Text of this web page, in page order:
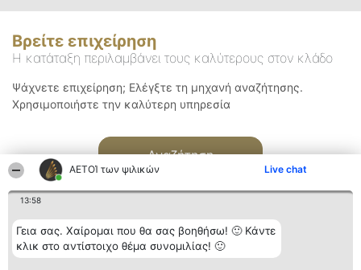
ΑΕΤΟΊ των ψιλικών Live chat
13:58
Γεια σας. Χαίρομαι που θα σας βοηθήσω! 🙂 Κάντε
κλικ στο αντίστοιχο θέμα συνομιλίας! 🙂
Βρείτε επιχείρηση
Η κατάταξη περιλαμβάνει τους καλύτερους στον κλάδο
Ψάχνετε επιχείρηση; Ελέγξτε τη μηχανή αναζήτησης.
Χρησιμοποιήστε την καλύτερη υπηρεσία
Αναζήτηση